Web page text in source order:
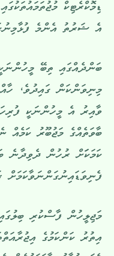
ޑިމޮކްރެޓިކް
އެ ޝަރުތު އެންމެ
ބަންދެއްގައި ތިބޭ
މިނިވަންކަން ގައިދުވެ،
ވާއިރު އެ މީހުންނަކީ
ބާވަތެއްގެ މަޖުބޫރު ކަމެއް
ކަމަކަަށް ރުހުން ދެވިދާނެ
ފެނިވަޑައިނުގަންނަވާކަމަށް
މަޖިލީހުން ފާސްކުރި
އިތުރު ކަންކަމުގެ